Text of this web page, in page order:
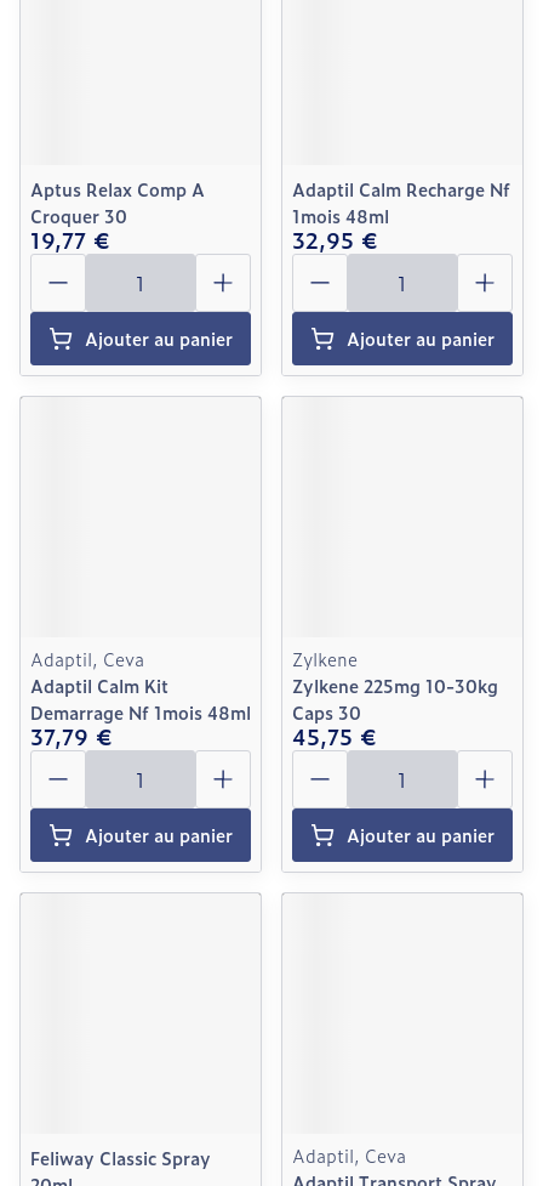
Aptus Relax Comp A
Croquer 30
19,77 €
Quantité
Ajouter au panier
Adaptil Calm Recharge Nf
1mois 48ml
32,95 €
Quantité
Ajouter au panier
Adaptil, Ceva
Adaptil Calm Kit
Demarrage Nf 1mois 48ml
37,79 €
Quantité
Ajouter au panier
Zylkene
Zylkene 225mg 10-30kg
Caps 30
45,75 €
Quantité
Ajouter au panier
Feliway Classic Spray
Adaptil, Ceva